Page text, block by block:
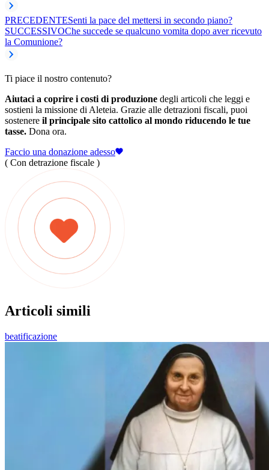
PRECEDENTESenti la pace del mettersi in secondo piano?
SUCCESSIVOChe succede se qualcuno vomita dopo aver ricevuto
la Comunione?
Ti piace il nostro contenuto?
Aiutaci a coprire i costi di produzione degli articoli che leggi e
sostieni la missione di Aleteia. Grazie alle detrazioni fiscali, puoi
sostenere il principale sito cattolico al mondo riducendo le tue
tasse. Dona ora.
Faccio una donazione adesso
( Con detrazione fiscale )
Articoli simili
beatificazione